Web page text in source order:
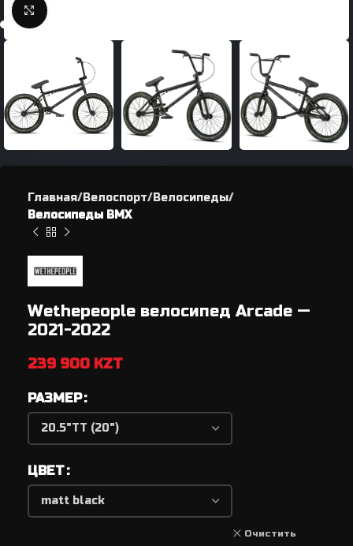
Нажмите, чтобы увеличить
Главная Велоспорт
Велосипеды
Велосипеды BMX
Wethepeople велосипед Arcade —
2021-2022
239 900 KZT
РАЗМЕР
ЦВЕТ
Очистить